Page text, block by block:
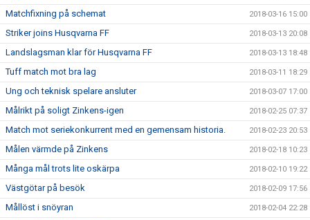
Matchfixning på schemat 2018-03-16 15:00
Striker joins Husqvarna FF 2018-03-13 20:08
Landslagsman klar för Husqvarna FF 2018-03-13 18:48
Tuff match mot bra lag 2018-03-11 18:29
Ung och teknisk spelare ansluter 2018-03-07 17:00
Målrikt på soligt Zinkens-igen 2018-02-25 07:37
Match mot seriekonkurrent med en gemensam historia. 2018-02-23 20:53
Målen värmde på Zinkens 2018-02-18 10:23
Många mål trots lite oskärpa 2018-02-10 19:22
Västgötar på besök 2018-02-09 17:56
Mållöst i snöyran 2018-02-04 22:28